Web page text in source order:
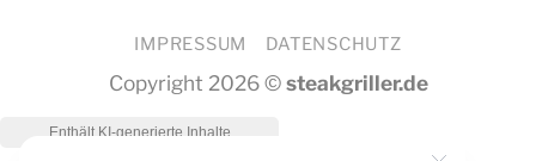
IMPRESSUM DATENSCHUTZ
Copyright 2026 ©steakgriller.de